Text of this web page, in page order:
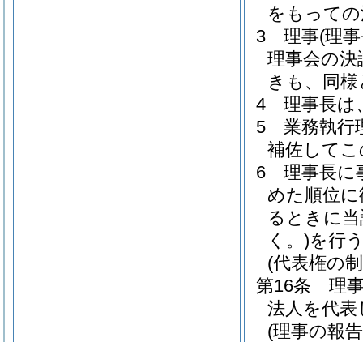
をもって
3
理事(理
理事会の
きも、同
4
理事長は
5
業務執行
補佐して
6
理事長に
めた順位
るときに
く。)を行
(代表権の
第16条
理
法人を代
(理事の報